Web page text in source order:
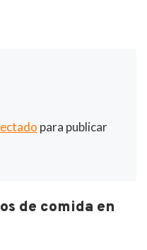
para publicar
de comida en